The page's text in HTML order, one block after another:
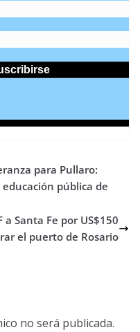
para Pullaro:
pública de
Santa Fe por US$150
el puerto de Rosario
no será publicada.